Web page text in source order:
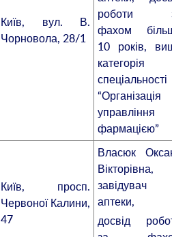
Київ, вул. В.
Чорновола, 28/1
роботи
фахом
10 років,
категорія
спеціальності
управління
фармацією”
Київ, просп.
Червоної Калини,
47
Власюк
Вікторівна,
завідувач
аптеки,
досвід